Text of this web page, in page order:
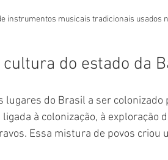
instrumentos musicais tradicionais usados
do estado da
lugares do Brasil a ser
à colonização, à exploração
Essa mistura de povos criou